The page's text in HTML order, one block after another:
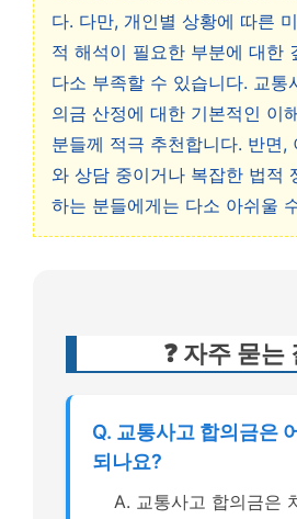
다. 다만, 개인별 상황에 따른
적 해석이 필요한 부분에 대한
다소 부족할 수 있습니다. 교통
의금 산정에 대한 기본적인 이
분들께 적극 추천합니다. 반면,
와 상담 중이거나 복잡한 법적
하는 분들에게는 다소 아쉬울
❓ 자주 묻는
Q. 교통사고 합의금은
되나요?
A. 교통사고 합의금은